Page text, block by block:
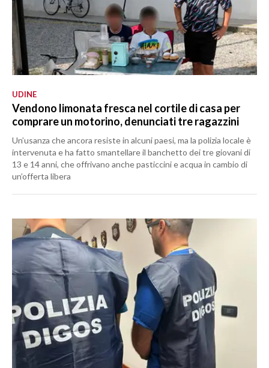
UDINE
Vendono limonata fresca nel cortile di casa per
comprare un motorino, denunciati tre ragazzini
Un’usanza che ancora resiste in alcuni paesi, ma la polizia locale è
intervenuta e ha fatto smantellare il banchetto dei tre giovani di
13 e 14 anni, che offrivano anche pasticcini e acqua in cambio di
un’offerta libera